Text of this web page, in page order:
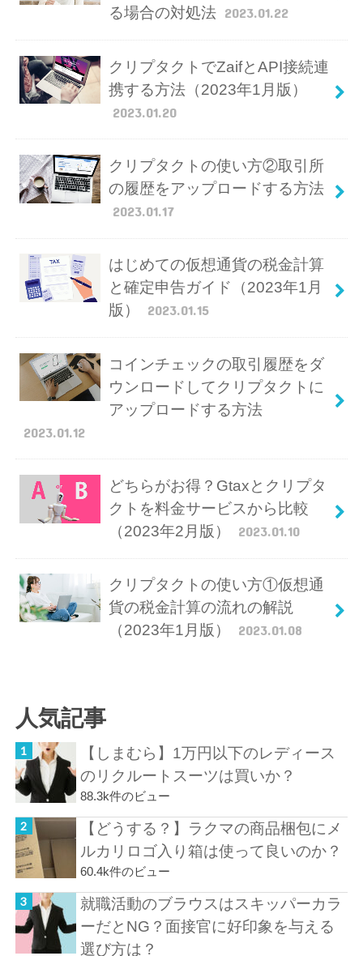
る場合の対処法 2023.01.22
クリプタクトでZaifとAPI接続連
携する方法（2023年1月版）
2023.01.20
クリプタクトの使い方②取引所
の履歴をアップロードする方法
2023.01.17
はじめての仮想通貨の税金計算
と確定申告ガイド（2023年1月
版）
2023.01.15
コインチェックの取引履歴をダ
ウンロードしてクリプタクトに
アップロードする方法
2023.01.12
どちらがお得？Gtaxとクリプタ
クトを料金サービスから比較
（2023年2月版）
2023.01.10
クリプタクトの使い方①仮想通
貨の税金計算の流れの解説
（2023年1月版）
2023.01.08
人気記事
【しまむら】1万円以下のレディース
のリクルートスーツは買いか？
88.3k件のビュー
【どうする？】ラクマの商品梱包にメ
ルカリロゴ入り箱は使って良いのか？
60.4k件のビュー
就職活動のブラウスはスキッパーカラ
ーだとNG？面接官に好印象を与える
選び方は？